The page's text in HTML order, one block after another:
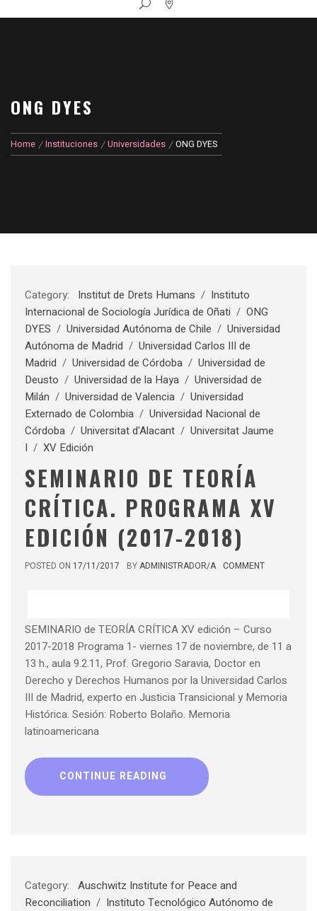
ONG DYES
Home Instituciones Universidades ONG DYES
Category: Institut de Drets Humans / Instituto
Internacional de Sociología Jurídica de Oñati / ONG
DYES / Universidad Autónoma de Chile / Universidad
Autónoma de Madrid / Universidad Carlos III de
Madrid / Universidad de Córdoba / Universidad de
Deusto / Universidad de la Haya / Universidad de
Milán / Universidad de Valencia / Universidad
Externado de Colombia / Universidad Nacional de
Córdoba / Universitat d'Alacant / Universitat Jaume
I / XV Edición
SEMINARIO DE TEORÍA
CRÍTICA. PROGRAMA XV
EDICIÓN (2017-2018)
POSTED ON 17/11/2017 BYADMINISTRADOR/A COMMENT
SEMINARIO de TEORÍA CRÍTICA XV edición – Curso
2017-2018 Programa 1- viernes 17 de noviembre, de 11 a
13 h., aula 9.2.11, Prof. Gregorio Saravia, Doctor en
Derecho y Derechos Humanos por la Universidad Carlos
III de Madrid, experto en Justicia Transicional y Memoria
Histórica. Sesión: Roberto Bolaño. Memoria
latinoamericana
CONTINUE READING
Category: Auschwitz Institute for Peace and
Reconciliation / Instituto Tecnológico Autónomo de